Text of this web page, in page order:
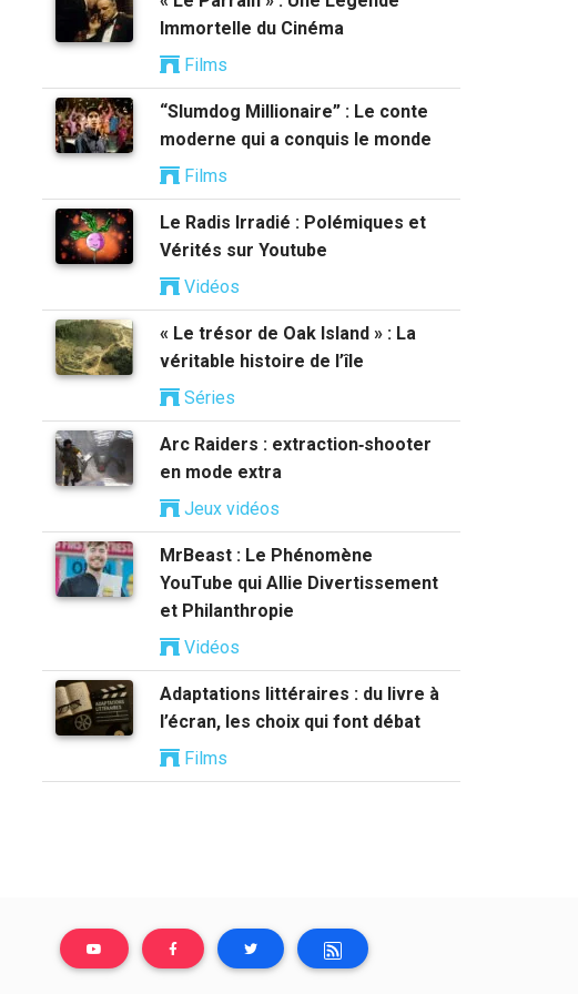
Immortelle du Cinéma
Films
“Slumdog Millionaire” : Le conte
moderne qui a conquis le monde
Films
Le Radis Irradié : Polémiques et
Vérités sur Youtube
Vidéos
« Le trésor de Oak Island » : La
véritable histoire de l’île
Séries
Arc Raiders : extraction‑shooter
en mode extra
Jeux vidéos
MrBeast : Le Phénomène
YouTube qui Allie Divertissement
et Philanthropie
Vidéos
Adaptations littéraires : du livre à
l’écran, les choix qui font débat
Films